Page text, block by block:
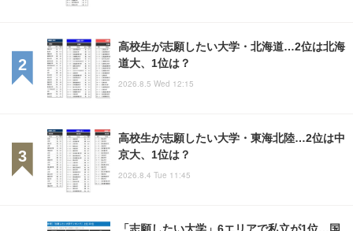
高校生が志願したい大学・北海道…2位は北海
道大、1位は？
2026.8.5 Wed 12:15
高校生が志願したい大学・東海北陸…2位は中
京大、1位は？
2026.8.4 Tue 11:45
「志願したい大学」6エリアで私立が1位…国